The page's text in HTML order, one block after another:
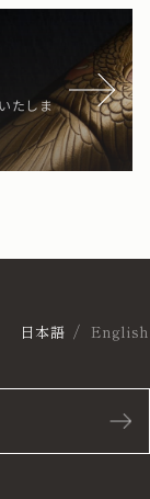
たしま
日本語 English